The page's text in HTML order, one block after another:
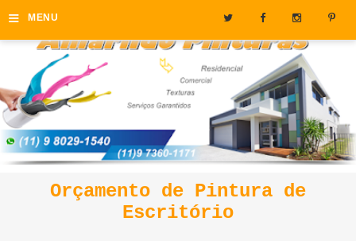
≡ MENU
Orçamento de Pintura de
Escritório